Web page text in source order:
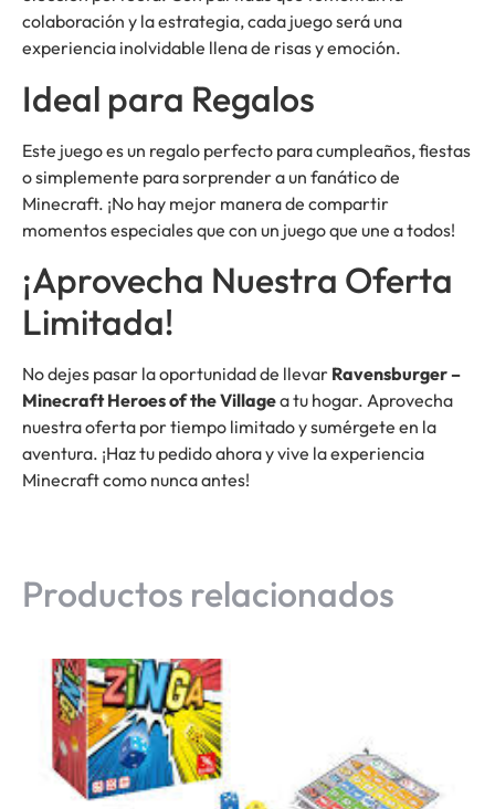
colaboración y la estrategia, cada juego será una
experiencia inolvidable llena de risas y emoción.
Ideal para Regalos
Este juego es un regalo perfecto para cumpleaños, fiestas
o simplemente para sorprender a un fanático de
Minecraft. ¡No hay mejor manera de compartir
momentos especiales que con un juego que une a todos!
¡Aprovecha Nuestra Oferta
Limitada!
No dejes pasar la oportunidad de llevar Ravensburger –
Minecraft Heroes of the Villagea tu hogar. Aprovecha
nuestra oferta por tiempo limitado y sumérgete en la
aventura. ¡Haz tu pedido ahora y vive la experiencia
Minecraft como nunca antes!
Productos relacionados